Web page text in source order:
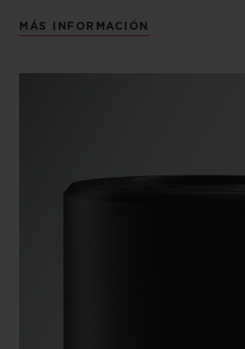
MÁS INFORMACIÓN